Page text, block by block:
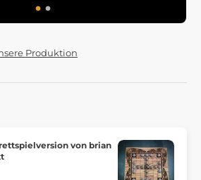
Produktion
von brian